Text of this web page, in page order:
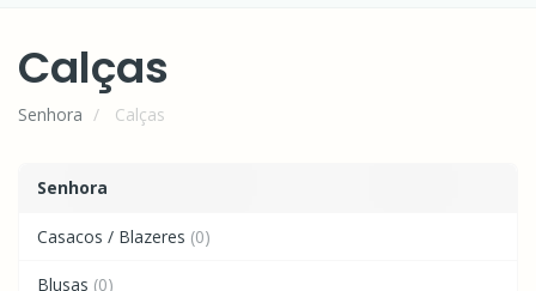
Calças
Senhora Calças
Senhora
Casacos / Blazeres (0)
Blusas (0)